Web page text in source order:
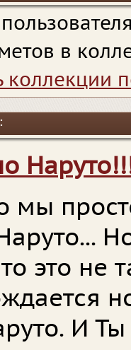
в
коллекции
мы
это не
И